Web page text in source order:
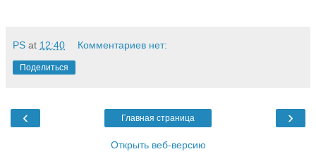
PS at 12:40 Комментариев нет:
Поделиться
‹ ›
Главная страница
Открыть веб-версию